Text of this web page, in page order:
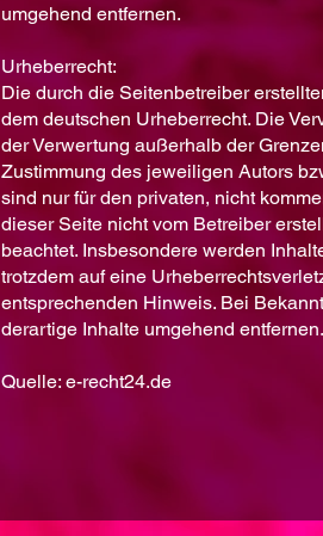
umgehend entfernen.
Urheberrecht:
Die durch die Seitenbetreiber
dem deutschen Urheberrecht. Die
der Verwertung außerhalb der
Zustimmung des jeweiligen Autors
sind nur für den privaten, nicht
dieser Seite nicht vom Betreiber
beachtet. Insbesondere werden
trotzdem auf eine
entsprechenden Hinweis. Bei
derartige Inhalte umgehend entfernen.
Quelle: e-recht24.de